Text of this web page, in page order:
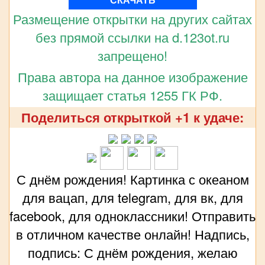
Размещение открытки на других сайтах
без прямой ссылки на d.123ot.ru
запрещено!
Права автора на данное изображение
защищает статья 1255 ГК РФ.
Поделиться открыткой +1 к удаче:
С днём рождения! Картинка с океаном
для вацап, для telegram, для вк, для
facebook, для одноклассники! Отправить
в отличном качестве онлайн! Надпись,
подпись: С днём рождения, желаю